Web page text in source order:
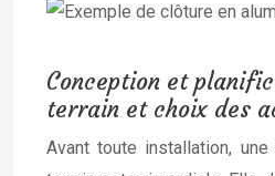
Conception et
terrain et choix des
Avant toute installation,